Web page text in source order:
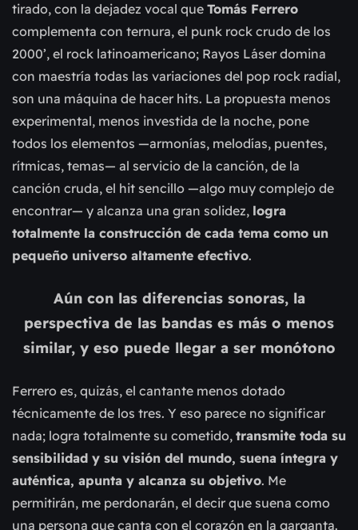
tirado, con la dejadez vocal que Tomás Ferrero
complementa con ternura, el punk rock crudo de los
2000’, el rock latinoamericano; Rayos Láser domina
con maestría todas las variaciones del pop rock radial,
son una máquina de hacer hits. La propuesta menos
experimental, menos investida de la noche, pone
todos los elementos —armonías, melodías, puentes,
rítmicas, temas— al servicio de la canción, de la
canción cruda, el hit sencillo —algo muy complejo de
encontrar— y alcanza una gran solidez, logra
totalmente la construcción de cada tema como un
pequeño universo altamente efectivo.
Aún con las diferencias sonoras, la
perspectiva de las bandas es más o menos
similar, y eso puede llegar a ser monótono
Ferrero es, quizás, el cantante menos dotado
técnicamente de los tres. Y eso parece no significar
nada; logra totalmente su cometido, transmite toda su
sensibilidad y su visión del mundo, suena íntegra y
auténtica, apunta y alcanza su objetivo. Me
permitirán, me perdonarán, el decir que suena como
una persona que canta con el corazón en la garganta.